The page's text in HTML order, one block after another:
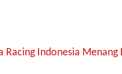
Indonesia